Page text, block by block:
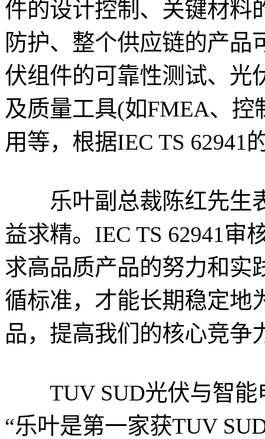
件的设计控制、关键材料
防护、整个供应链的产品
伏组件的可靠性测试、光
及质量工具(如FMEA、控
用等，根据IEC TS 62941
乐叶副总裁陈红先生
益求精。IEC TS 62941审
求高品质产品的努力和实
循标准，才能长期稳定地
品，提高我们的核心竞争
TUV SUD光伏与智能
“乐叶是第一家获TUV